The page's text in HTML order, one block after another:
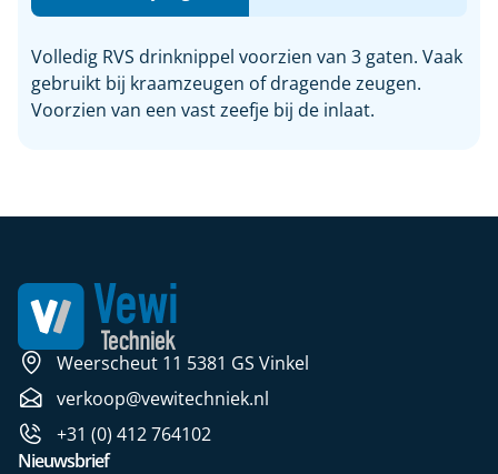
Volledig RVS drinknippel voorzien van 3 gaten. Vaak
gebruikt bij kraamzeugen of dragende zeugen.
Voorzien van een vast zeefje bij de inlaat.
Weerscheut 11 5381 GS Vinkel
verkoop@vewitechniek.nl
+31 (0) 412 764102
Nieuwsbrief